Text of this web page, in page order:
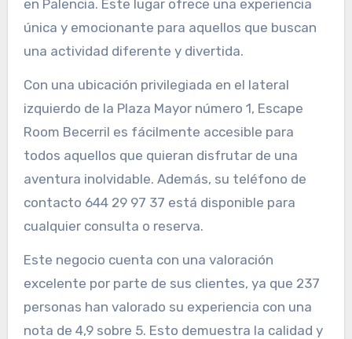
en Palencia. Este lugar ofrece una experiencia
única y emocionante para aquellos que buscan
una actividad diferente y divertida.
Con una ubicación privilegiada en el lateral
izquierdo de la Plaza Mayor número 1, Escape
Room Becerril es fácilmente accesible para
todos aquellos que quieran disfrutar de una
aventura inolvidable. Además, su teléfono de
contacto 644 29 97 37 está disponible para
cualquier consulta o reserva.
Este negocio cuenta con una valoración
excelente por parte de sus clientes, ya que 237
personas han valorado su experiencia con una
nota de 4,9 sobre 5. Esto demuestra la calidad y